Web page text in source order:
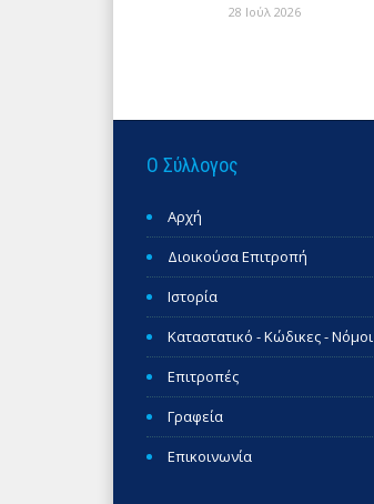
28 Ιούλ 2026
Ο Σύλλογος
Αρχή
Διοικούσα Επιτροπή
Ιστορία
Καταστατικό - Κώδικες - Νόμοι
Επιτροπές
Γραφεία
Επικοινωνία